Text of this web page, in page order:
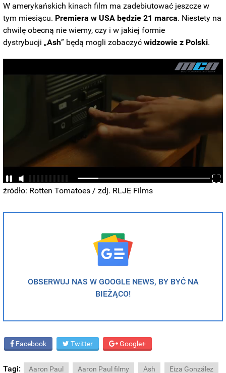
W amerykańskich kinach film ma zadebiutować jeszcze w
tym miesiącu. Premiera w USA będzie 21 marca. Niestety na
chwilę obecną nie wiemy, czy i w jakiej formie
dystrybucji „Ash” będą mogli zobaczyćwidzowie z Polski.
źródło: Rotten Tomatoes / zdj. RLJE Films
OBSERWUJ NAS W GOOGLE NEWS, BY BYĆ NA
BIEŻĄCO!
Facebook Twitter Google+
Tagi: Aaron Paul Aaron Paul filmy Ash Eiza González